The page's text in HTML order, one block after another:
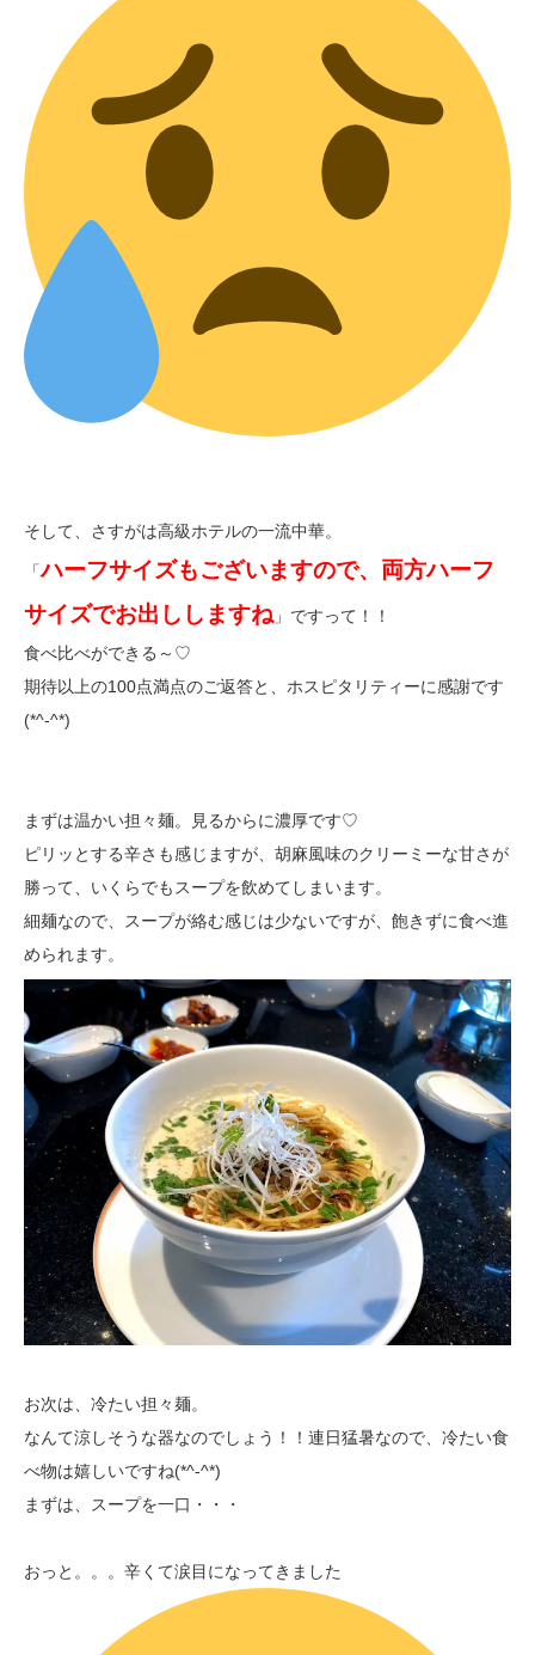
そして、さすがは高級ホテルの一流中華。
「ハーフサイズもございますので、両方ハーフ
サイズでお出ししますね 」ですって！！
食べ比べができる～♡
期待以上の100点満点のご返答と、ホスピタリティーに感謝です
(*^-^*)
まずは温かい担々麺。見るからに濃厚です♡
ピリッとする辛さも感じますが、胡麻風味のクリーミーな甘さが
勝って、いくらでもスープを飲めてしまいます。
細麺なので、スープが絡む感じは少ないですが、飽きずに食べ進
められます。
お次は、冷たい担々麺。
なんて涼しそうな器なのでしょう！！連日猛暑なので、冷たい食
べ物は嬉しいですね(*^-^*)
まずは、スープを一口・・・
おっと。。。辛くて涙目になってきました